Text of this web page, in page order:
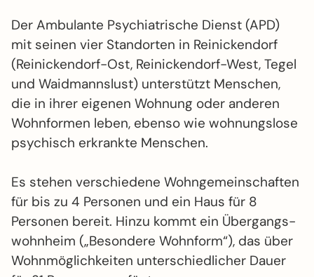
Der Ambulante Psychiatrische Dienst (APD)
mit seinen vier Standorten in Reinickendorf
(Reinickendorf-Ost, Reinickendorf-West, Tegel
und Waidmannslust) unter­stützt Menschen,
die in ihrer eigenen Wohnung oder anderen
Wohn­formen leben, ebenso wie wohnungs­lose
psychisch erkrankte Menschen.
Es stehen verschiedene Wohn­gemein­schaften
für bis zu 4 Personen und ein Haus für 8
Personen bereit. Hinzu kommt ein Über­gangs­
wohn­heim („Besondere Wohnform“), das über
Wohn­möglich­keiten unter­schied­licher Dauer